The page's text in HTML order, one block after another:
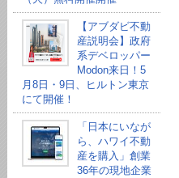
【アブダビ不動
産説明会】政府
系デベロッパー
Modon来日！5
月8日・9日、ヒルトン東京
にて開催！
「日本にいなが
ら、ハワイ不動
産を購入」創業
36年の現地企業